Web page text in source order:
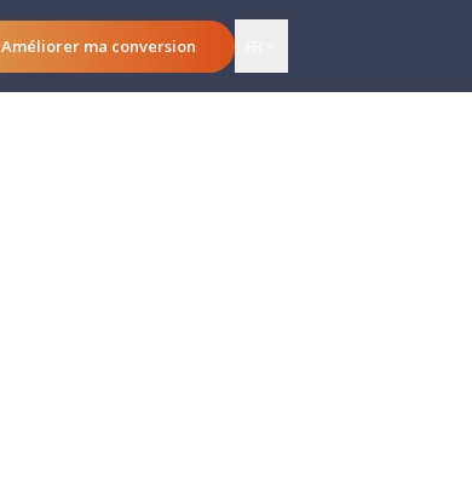
Améliorer ma conversion